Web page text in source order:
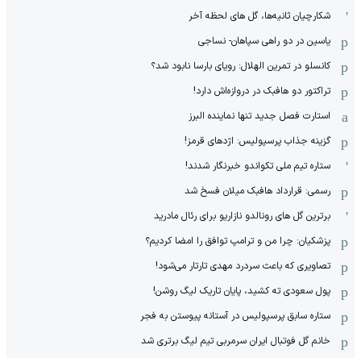
شکارچیان ثانیه‌ها، گل های لحظه آخر
یاسین در دو راهی سپاهان- نساجی
کانسلو در تمرین الهلال: رویای بارسا نابود شد؟
تراکتور دو هافبک در دروازه‌اش دارد!
استارت فصل جدید تنها نماینده البرز
گزینه جذاب پرسپولیس: اژدهای قرمز!
ستاره تیم ملی تکواندو خبرنگار شدند!
رسمی: قرارداد هافبک میلان فسخ شد
برترین گل های رونالدو نازاریو برای رئال مادرید
پزشکیان: چرا من و ترامپ توافق را امضا کردیم؟
تصاویری که باعث سردرد مهدی تارتار می‌شود!
پول سعودی ته کشید، پایان تاریک لیگ روشن!
ستاره سابق پرسپولیس در آستانه پیوستن به فجر
خانم گل فوتبال ایران سرمربی تیم لیگ برتری شد